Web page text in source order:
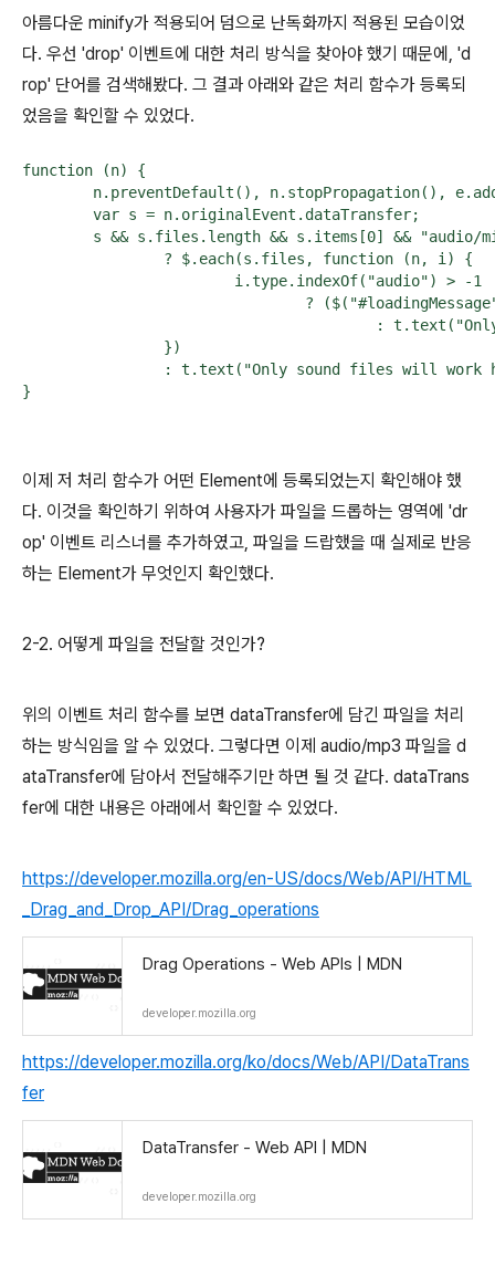
아름다운 minify가 적용되어 덤으로 난독화까지 적용된 모습이었
다. 우선 'drop' 이벤트에 대한 처리 방식을 찾아야 했기 때문에, 'd
rop' 단어를 검색해봤다. 그 결과 아래와 같은 처리 함수가 등록되
었음을 확인할 수 있었다.
function (n) {
}
이제 저 처리 함수가 어떤 Element에 등록되었는지 확인해야 했
다. 이것을 확인하기 위하여 사용자가 파일을 드롭하는 영역에 'dr
op' 이벤트 리스너를 추가하였고, 파일을 드랍했을 때 실제로 반응
하는 Element가 무엇인지 확인했다.
2-2. 어떻게 파일을 전달할 것인가?
위의 이벤트 처리 함수를 보면 dataTransfer에 담긴 파일을 처리
하는 방식임을 알 수 있었다. 그렇다면 이제 audio/mp3 파일을 d
ataTransfer에 담아서 전달해주기만 하면 될 것 같다. dataTrans
fer에 대한 내용은 아래에서 확인할 수 있었다.
https://developer.mozilla.org/en-US/docs/Web/API/HTML
_Drag_and_Drop_API/Drag_operations
Drag Operations - Web APIs | MDN
developer.mozilla.org
https://developer.mozilla.org/ko/docs/Web/API/DataTrans
fer
DataTransfer - Web API | MDN
developer.mozilla.org